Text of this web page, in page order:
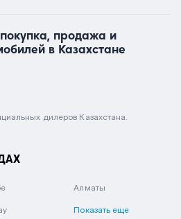
продажа и
в Казахстане
дилеров Казахстана.
Алматы
Показать еще